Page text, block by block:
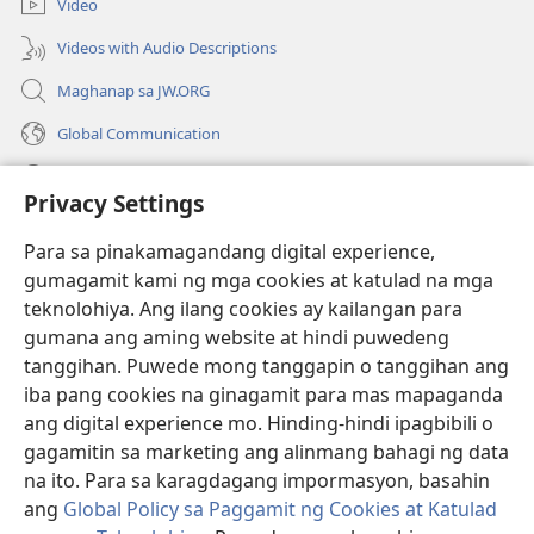
Privacy Settings
Para sa pinakamagandang digital experience,
gumagamit kami ng mga cookies at katulad na mga
teknolohiya. Ang ilang cookies ay kailangan para
gumana ang aming website at hindi puwedeng
tanggihan. Puwede mong tanggapin o tanggihan ang
iba pang cookies na ginagamit para mas mapaganda
ang digital experience mo. Hinding-hindi ipagbibili o
gagamitin sa marketing ang alinmang bahagi ng data
na ito. Para sa karagdagang impormasyon, basahin
ang Global Policy sa Paggamit ng Cookies at Katulad
window)
Video
Videos with Audio Descriptions
Maghanap sa JW.ORG
Global Communication
(may
na
bagong
window)
Watchtower ONLINE LIBRARY™
(may
bubukas
na
bagong
window)
JW Hub ®
(may
bubukas
bagong
window)
JW Library ®
Watchtower Library®